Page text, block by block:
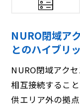
NURO閉域ア
とのハイブリ
NURO閉域アク
相互接続するこ
供エリア外の拠